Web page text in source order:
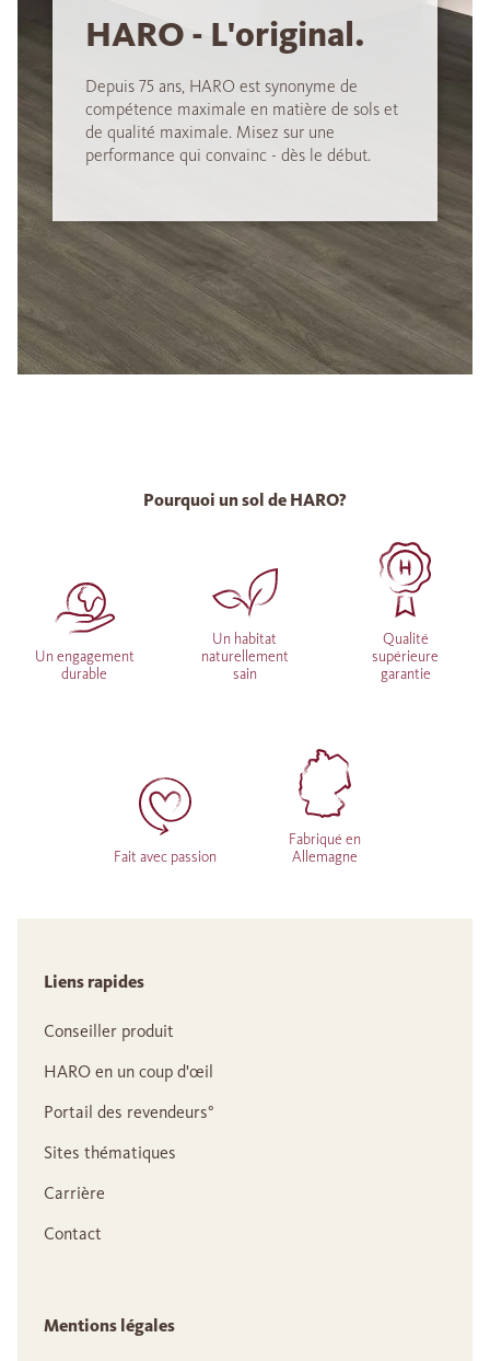
HARO - L'original.
Depuis 75 ans, HARO est synonyme de
compétence maximale en matière de sols et
de qualité maximale. Misez sur une
performance qui convainc - dès le début.
Pourquoi un sol de HARO?
Un engagement
durable
Un habitat
naturellement
sain
Qualité
supérieure
garantie
Fait avec passion
Fabriqué en
Allemagne
Liens rapides
Conseiller produit
HARO en un coup d'œil
Portail des revendeurs°
Sites thématiques
Carrière
Contact
Mentions légales